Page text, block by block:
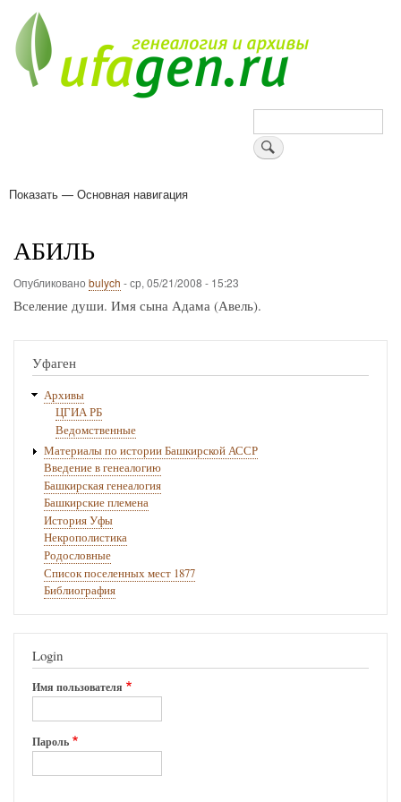
основному
содержанию
Поиск
Основная
Показать — Основная навигация
АБИЛЬ
Опубликовано bulych -ср, 05/21/2008 - 15:23
Вселение души. Имя сына Адама (Авель).
Уфаген
Архивы
ЦГИА РБ
Ведомственные
Материалы по истории Башкирской АССР
Введение в генеалогию
Башкирская генеалогия
Башкирские племена
История Уфы
Некрополистика
Родословные
Список поселенных мест 1877
Библиография
Login
Имя пользователя
Пароль